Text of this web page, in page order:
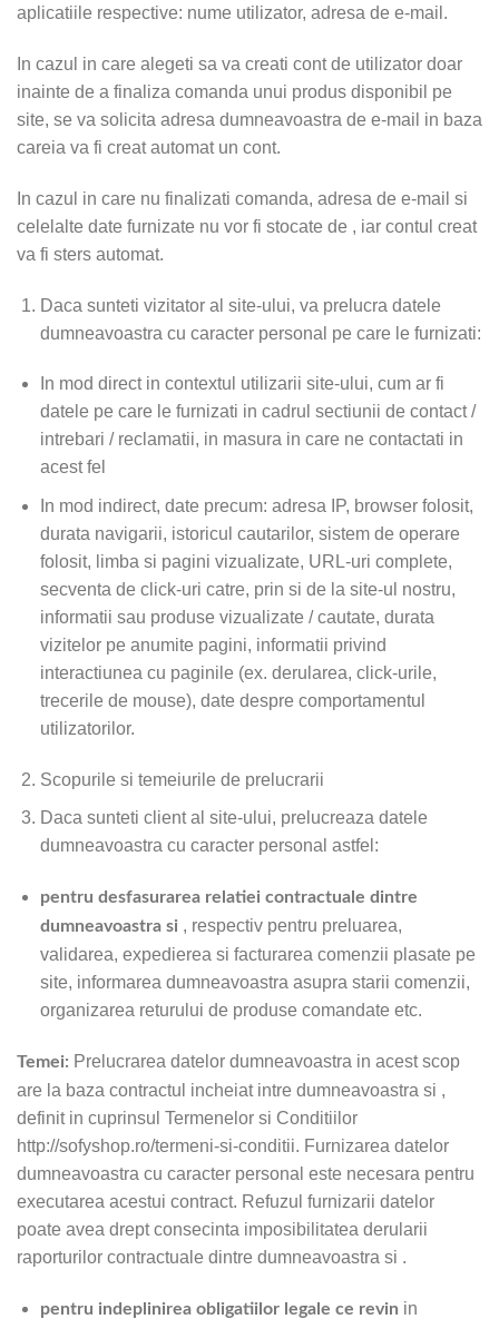
aplicatiile respective: nume utilizator, adresa de e-mail.
In cazul in care alegeti sa va creati cont de utilizator doar
inainte de a finaliza comanda unui produs disponibil pe
site, se va solicita adresa dumneavoastra de e-mail in baza
careia va fi creat automat un cont.
In cazul in care nu finalizati comanda, adresa de e-mail si
celelalte date furnizate nu vor fi stocate de , iar contul creat
va fi sters automat.
Daca sunteti vizitator al site-ului, va prelucra datele
dumneavoastra cu caracter personal pe care le furnizati:
In mod direct in contextul utilizarii site-ului, cum ar fi
datele pe care le furnizati in cadrul sectiunii de contact /
intrebari / reclamatii, in masura in care ne contactati in
acest fel
In mod indirect, date precum: adresa IP, browser folosit,
durata navigarii, istoricul cautarilor, sistem de operare
folosit, limba si pagini vizualizate, URL-uri complete,
secventa de click-uri catre, prin si de la site-ul nostru,
informatii sau produse vizualizate / cautate, durata
vizitelor pe anumite pagini, informatii privind
interactiunea cu paginile (ex. derularea, click-urile,
trecerile de mouse), date despre comportamentul
utilizatorilor.
Scopurile si temeiurile de prelucrarii
Daca sunteti client al site-ului, prelucreaza datele
dumneavoastra cu caracter personal astfel:
pentru desfasurarea relatiei contractuale dintre
dumneavoastra si , respectiv pentru preluarea,
validarea, expedierea si facturarea comenzii plasate pe
site, informarea dumneavoastra asupra starii comenzii,
organizarea returului de produse comandate etc.
Temei: Prelucrarea datelor dumneavoastra in acest scop
are la baza contractul incheiat intre dumneavoastra si ,
definit in cuprinsul Termenelor si Conditiilor
http://sofyshop.ro/termeni-si-conditii. Furnizarea datelor
dumneavoastra cu caracter personal este necesara pentru
executarea acestui contract. Refuzul furnizarii datelor
poate avea drept consecinta imposibilitatea derularii
raporturilor contractuale dintre dumneavoastra si .
pentru indeplinirea obligatiilor legale ce revin in